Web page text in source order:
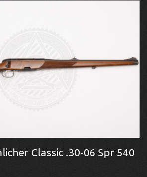
Classic .30-06 Spr 540